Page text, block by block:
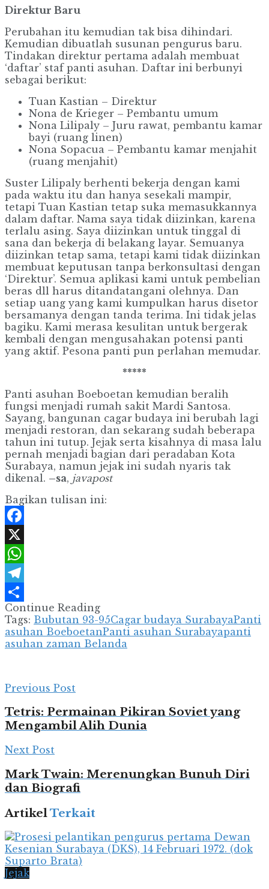
Direktur Baru
Perubahan itu kemudian tak bisa dihindari.
Kemudian dibuatlah susunan pengurus baru.
Tindakan direktur pertama adalah membuat
‘daftar’ staf panti asuhan. Daftar ini berbunyi
sebagai berikut:
Tuan Kastian – Direktur
Nona de Krieger – Pembantu umum
Nona Lilipaly – Juru rawat, pembantu kamar
bayi (ruang linen)
Nona Sopacua – Pembantu kamar menjahit
(ruang menjahit)
Suster Lilipaly berhenti bekerja dengan kami
pada waktu itu dan hanya sesekali mampir,
tetapi Tuan Kastian tetap suka memasukkannya
dalam daftar. Nama saya tidak diizinkan, karena
terlalu asing. Saya diizinkan untuk tinggal di
sana dan bekerja di belakang layar. Semuanya
diizinkan tetap sama, tetapi kami tidak diizinkan
membuat keputusan tanpa berkonsultasi dengan
‘Direktur’. Semua aplikasi kami untuk pembelian
beras dll harus ditandatangani olehnya. Dan
setiap uang yang kami kumpulkan harus disetor
bersamanya dengan tanda terima. Ini tidak jelas
bagiku. Kami merasa kesulitan untuk bergerak
kembali dengan mengusahakan potensi panti
yang aktif. Pesona panti pun perlahan memudar.
*****
Panti asuhan Boeboetan kemudian beralih
fungsi menjadi rumah sakit Mardi Santosa.
Sayang, bangunan cagar budaya ini berubah lagi
menjadi restoran, dan sekarang sudah beberapa
tahun ini tutup. Jejak serta kisahnya di masa lalu
pernah menjadi bagian dari peradaban Kota
Surabaya, namun jejak ini sudah nyaris tak
dikenal. –sa, javapost
Bagikan tulisan ini:
Facebook
X
WhatsApp
Telegram
Share
Continue Reading
Tags: Bubutan 93-95Cagar budaya SurabayaPanti
asuhan BoeboetanPanti asuhan Surabayapanti
asuhan zaman Belanda
Previous Post
Tetris: Permainan Pikiran Soviet yang
Mengambil Alih Dunia
Next Post
Mark Twain: Merenungkan Bunuh Diri
dan Biografi
Artikel Terkait
Jejak